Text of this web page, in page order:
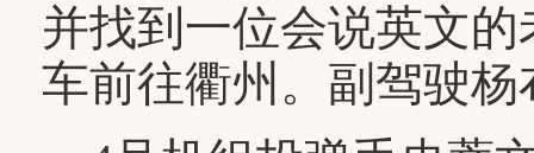
并找到一位会说英文
车前往衢州。副驾驶